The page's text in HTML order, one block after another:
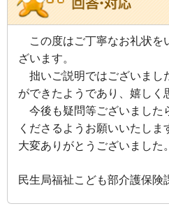
この度はご丁寧なお礼状を
ざいます。
拙いご説明ではございまし
ができたようであり、嬉しく
今後も疑問等ございました
くださるようお願いいたし
大変ありがとうございました。
民生局福祉こども部介護保険